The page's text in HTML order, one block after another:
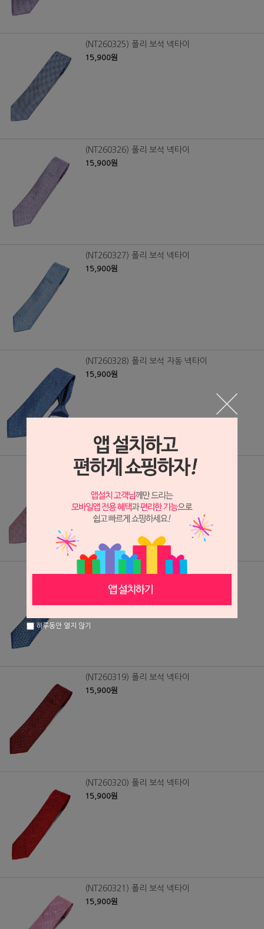
(NT260325) 폴리 보석 넥타이
15,900원
(NT260326) 폴리 보석 넥타이
15,900원
(NT260327) 폴리 보석 넥타이
15,900원
(NT260328) 폴리 보석 자동 넥타이
15,900원
(NT260329) 폴리 보석 자동 넥타이
(NT260318) 폴리 보석 넥타이
15,900원
(NT260319) 폴리 보석 넥타이
15,900원
(NT260320) 폴리 보석 넥타이
15,900원
(NT260321) 폴리 보석 넥타이
15,900원
하루동안 열지 않기